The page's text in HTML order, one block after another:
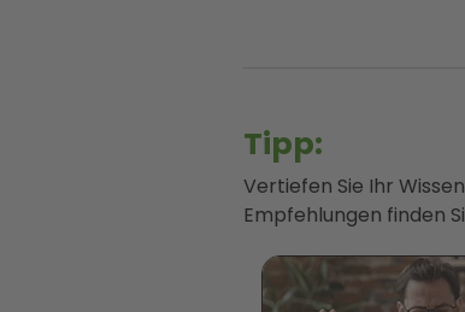
Tipp:
Vertiefen Sie Ihr
Empfehlungen finden